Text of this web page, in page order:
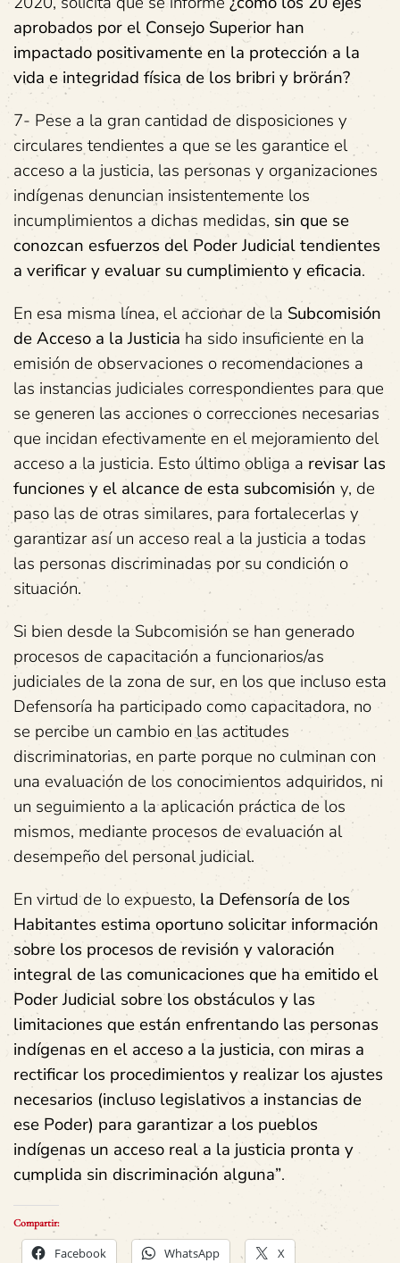
aprobados por el Consejo Superior han
impactado positivamente en la protección a la
vida e integridad física de los bribri y brörán?
7- Pese a la gran cantidad de disposiciones y
circulares tendientes a que se les garantice el
acceso a la justicia, las personas y organizaciones
indígenas denuncian insistentemente los
incumplimientos a dichas medidas, sin que se
conozcan esfuerzos del Poder Judicial tendientes
a verificar y evaluar su cumplimiento y eficacia.
En esa misma línea, el accionar de la Subcomisión
de Acceso a la Justicia ha sido insuficiente en la
emisión de observaciones o recomendaciones a
las instancias judiciales correspondientes para que
se generen las acciones o correcciones necesarias
que incidan efectivamente en el mejoramiento del
acceso a la justicia. Esto último obliga a revisar las
funciones y el alcance de esta subcomisión y, de
paso las de otras similares, para fortalecerlas y
garantizar así un acceso real a la justicia a todas
las personas discriminadas por su condición o
situación.
Si bien desde la Subcomisión se han generado
procesos de capacitación a funcionarios/as
judiciales de la zona de sur, en los que incluso esta
Defensoría ha participado como capacitadora, no
se percibe un cambio en las actitudes
discriminatorias, en parte porque no culminan con
una evaluación de los conocimientos adquiridos, ni
un seguimiento a la aplicación práctica de los
mismos, mediante procesos de evaluación al
desempeño del personal judicial.
En virtud de lo expuesto, la Defensoría de los
Habitantes estima oportuno solicitar información
sobre los procesos de revisión y valoración
integral de las comunicaciones que ha emitido el
Poder Judicial sobre los obstáculos y las
limitaciones que están enfrentando las personas
indígenas en el acceso a la justicia, con miras a
rectificar los procedimientos y realizar los ajustes
necesarios (incluso legislativos a instancias de
ese Poder) para garantizar a los pueblos
indígenas un acceso real a la justicia pronta y
cumplida sin discriminación alguna”.
Compartir:
Facebook WhatsApp X